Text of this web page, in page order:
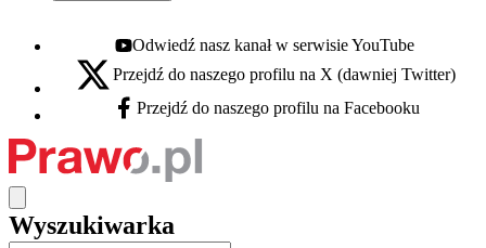
Youtube - otwiera się w nowej karcie
Odwiedź nasz kanał w serwisie YouTube
X - otwiera się w nowej karcie
Przejdź do naszego profilu na X (dawniej Twitter)
Facebook - otwiera się w nowej karcie
Przejdź do naszego profilu na Facebooku
Wyszukiwarka